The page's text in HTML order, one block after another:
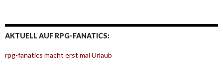
AKTUELL AUF RPG-FANATICS:
rpg-fanatics macht erst mal Urlaub